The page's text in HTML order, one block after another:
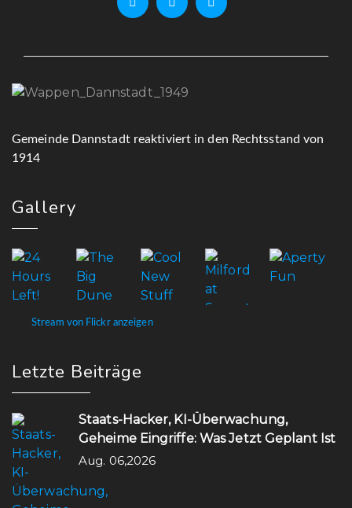
Gemeinde Dannstadt reaktiviert in den Rechtsstand von
1914
Gallery
Stream von Flickr anzeigen
Letzte Beiträge
Staats-Hacker, KI-Überwachung,
Geheime Eingriffe: Was Jetzt Geplant Ist
Aug. 06,2026